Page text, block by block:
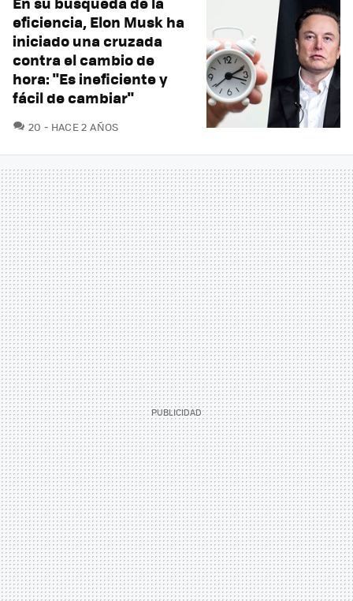
eficiencia, Elon Musk ha
iniciado una cruzada
contra el cambio de
hora: "Es ineficiente y
fácil de cambiar"
20 COMENTARIOS
HACE 2 AÑOS